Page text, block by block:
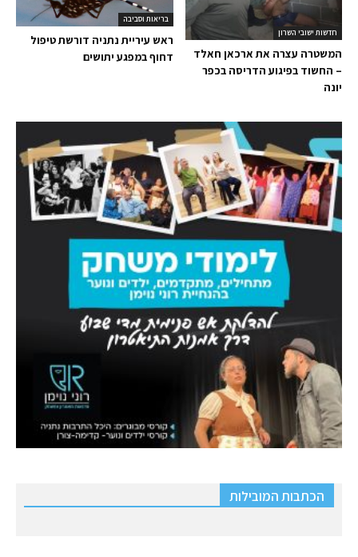
בריאות וסביבה
ראש עיריית נתניה דורשת טיפול
דחוף במפגע יתושים
חדשות ישובי השרון
המשטרה עצרה את ארכאן חאלד
– החשוד בפיגוע הדריסה בכפר
יונה
הכתבות המובילות